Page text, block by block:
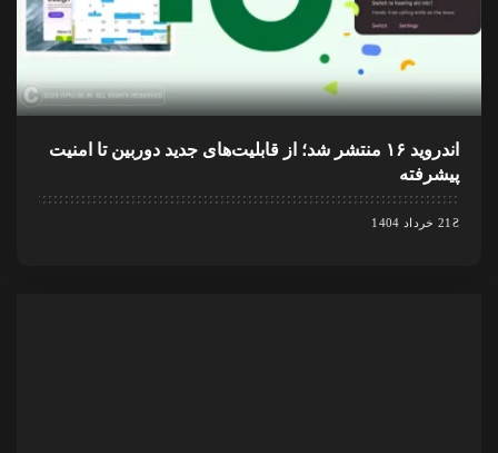
اندروید ۱۶ منتشر شد؛ از قابلیت‌های جدید دوربین تا امنیت
پیشرفته
21 خرداد 1404